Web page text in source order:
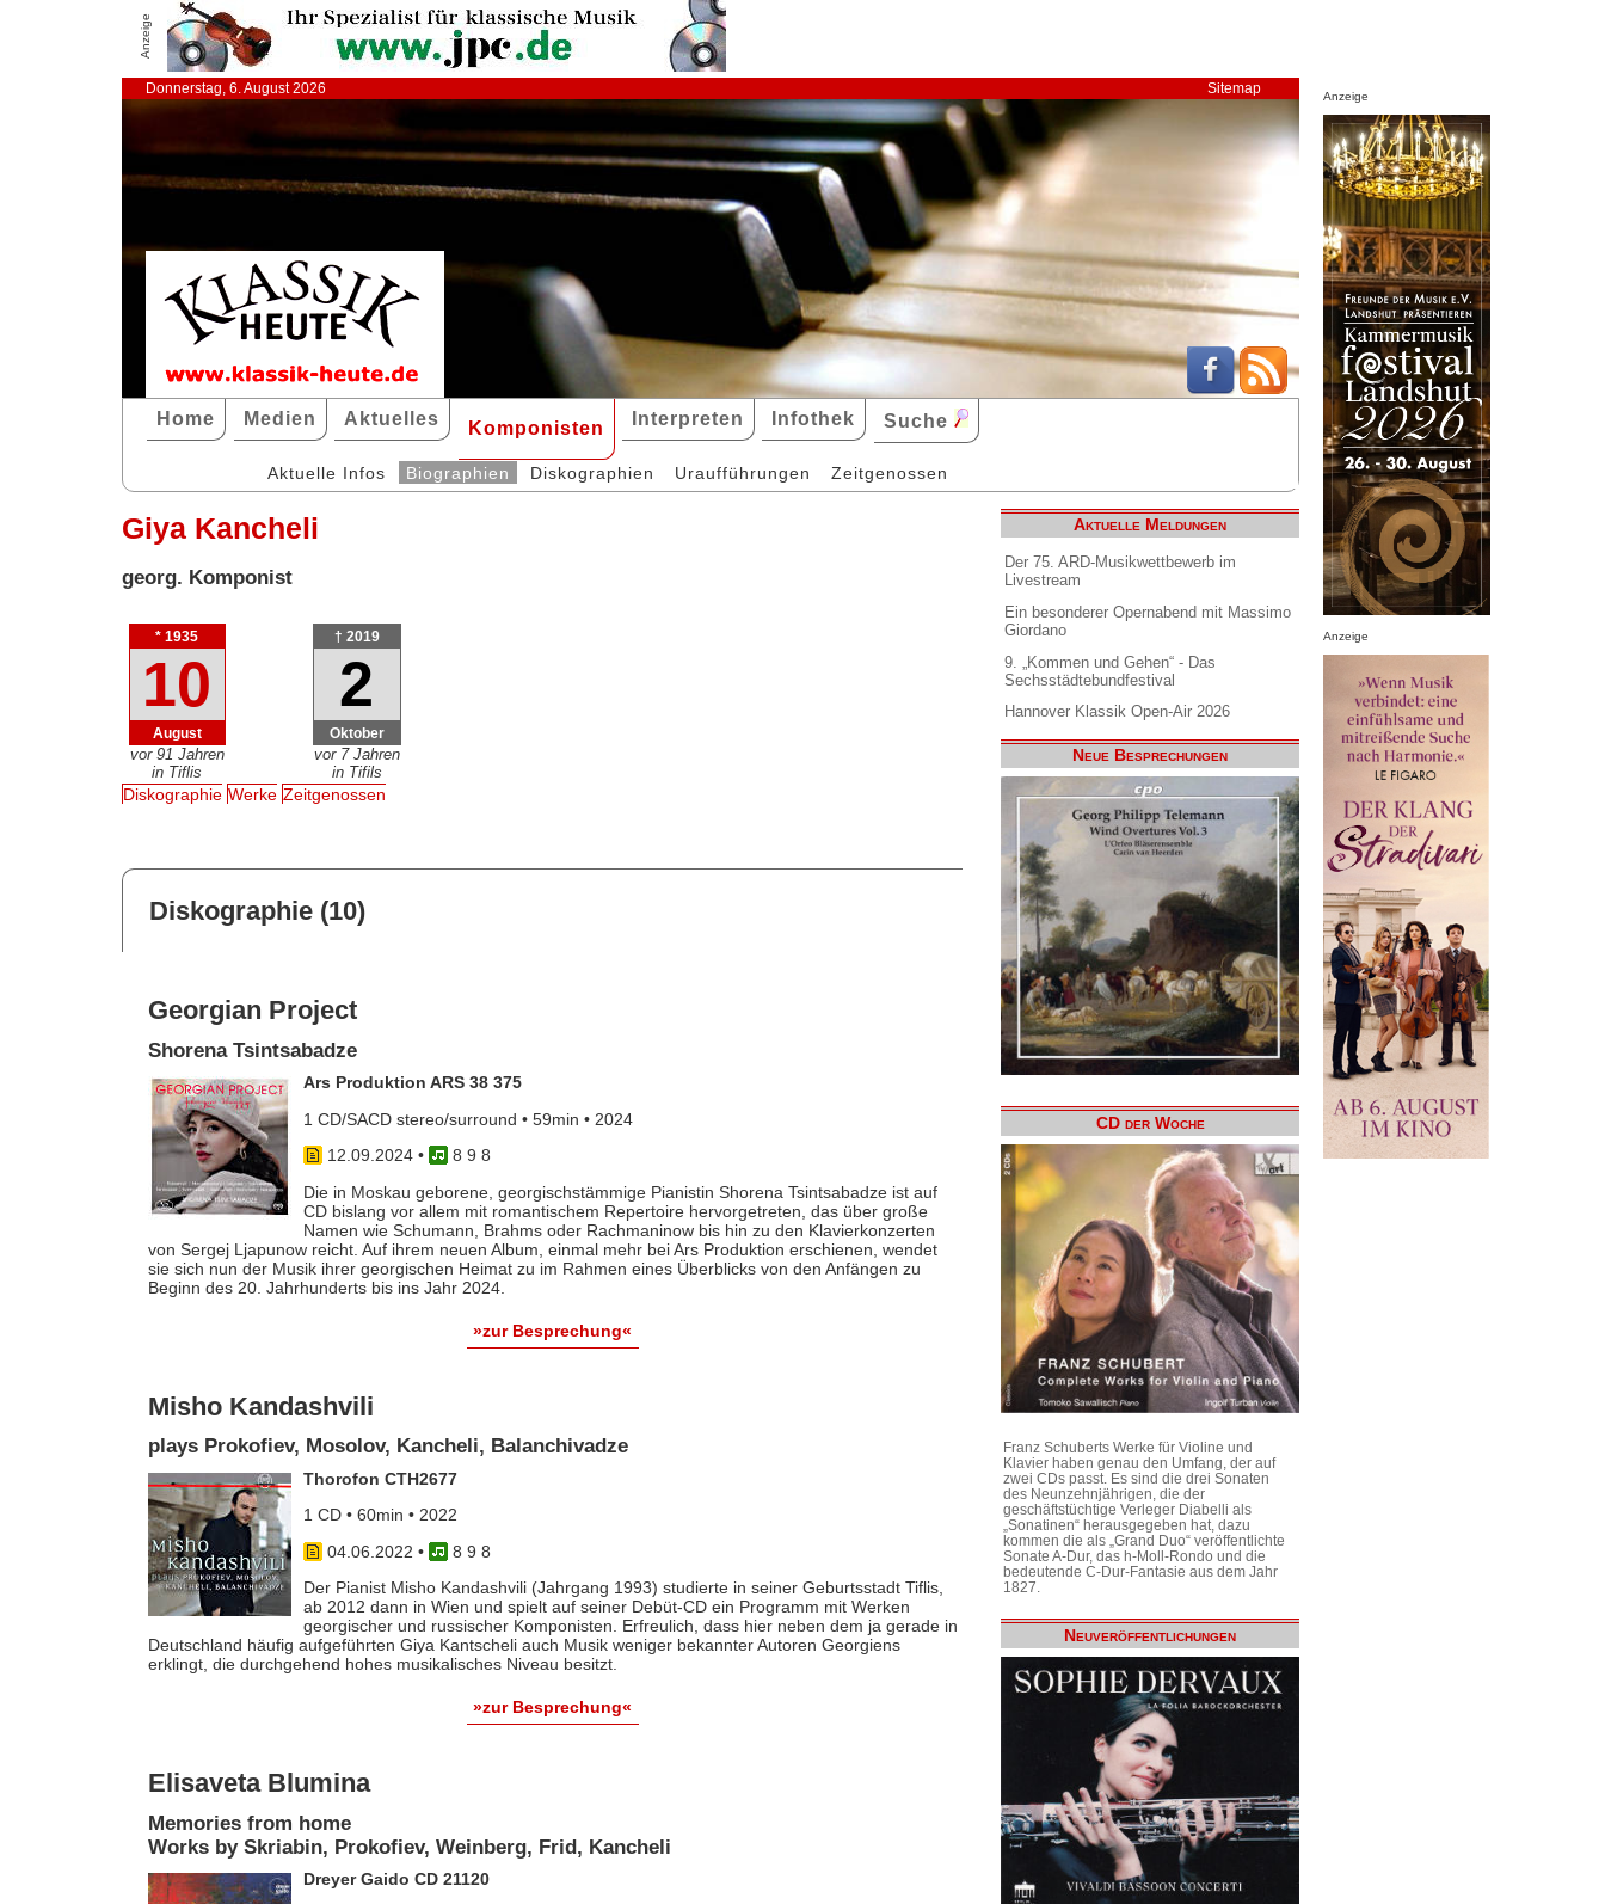
Anzeige
Donnerstag, 6. August 2026 Sitemap
Home Medien Aktuelles Komponisten Interpreten Infothek Suche
Aktuelle Infos Biographien Diskographien Uraufführungen Zeitgenossen
Giya Kancheli
georg. Komponist
* 1935
10
August
vor 91 Jahren
in Tiflis
† 2019
2
Oktober
vor 7 Jahren
in Tifils
Diskographie Werke Zeitgenossen
Diskographie (10)
Georgian Project
Shorena Tsintsabadze
Ars Produktion ARS 38 375
1 CD/SACD stereo/surround • 59min • 2024
12.09.2024•
8 9 8
Die in Moskau geborene, georgischstämmige Pianistin Shorena Tsintsabadze ist auf
CD bislang vor allem mit romantischem Repertoire hervorgetreten, das über große
Namen wie Schumann, Brahms oder Rachmaninow bis hin zu den Klavierkonzerten
von Sergej Ljapunow reicht. Auf ihrem neuen Album, einmal mehr bei Ars Produktion erschienen, wendet
sie sich nun der Musik ihrer georgischen Heimat zu im Rahmen eines Überblicks von den Anfängen zu
Beginn des 20. Jahrhunderts bis ins Jahr 2024.
»zur Besprechung«
Misho Kandashvili
plays Prokofiev, Mosolov, Kancheli, Balanchivadze
Thorofon CTH2677
1 CD • 60min • 2022
04.06.2022 •
8 9 8
Der Pianist Misho Kandashvili (Jahrgang 1993) studierte in seiner Geburtsstadt Tiflis,
ab 2012 dann in Wien und spielt auf seiner Debüt-CD ein Programm mit Werken
georgischer und russischer Komponisten. Erfreulich, dass hier neben dem ja gerade in
Deutschland häufig aufgeführten Giya Kantscheli auch Musik weniger bekannter Autoren Georgiens
erklingt, die durchgehend hohes musikalisches Niveau besitzt.
»zur Besprechung«
Elisaveta Blumina
Memories from home
Works by Skriabin, Prokofiev, Weinberg, Frid, Kancheli
Dreyer Gaido CD 21120
Aktuelle Meldungen
Der 75. ARD-Musikwettbewerb im
Livestream
Ein besonderer Opernabend mit Massimo
Giordano
9. „Kommen und Gehen“ - Das
Sechsstädtebundfestival
Hannover Klassik Open-Air 2026
Neue Besprechungen
CD der Woche
Franz Schuberts Werke für Violine und
Klavier haben genau den Umfang, der auf
zwei CDs passt. Es sind die drei Sonaten
des Neunzehnjährigen, die der
geschäftstüchtige Verleger Diabelli als
„Sonatinen“ herausgegeben hat, dazu
kommen die als „Grand Duo“ veröffentlichte
Sonate A-Dur, das h-Moll-Rondo und die
bedeutende C-Dur-Fantasie aus dem Jahr
1827.
Neuveröffentlichungen
Anzeige
Anzeige